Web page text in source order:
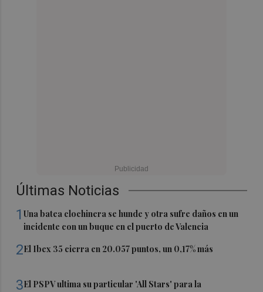
Últimas Noticias
1Una batea clochinera se hunde y otra sufre daños en un
incidente con un buque en el puerto de Valencia
2El Ibex 35 cierra en 20.057 puntos, un 0,17% más
3El PSPV ultima su particular 'All Stars' para la